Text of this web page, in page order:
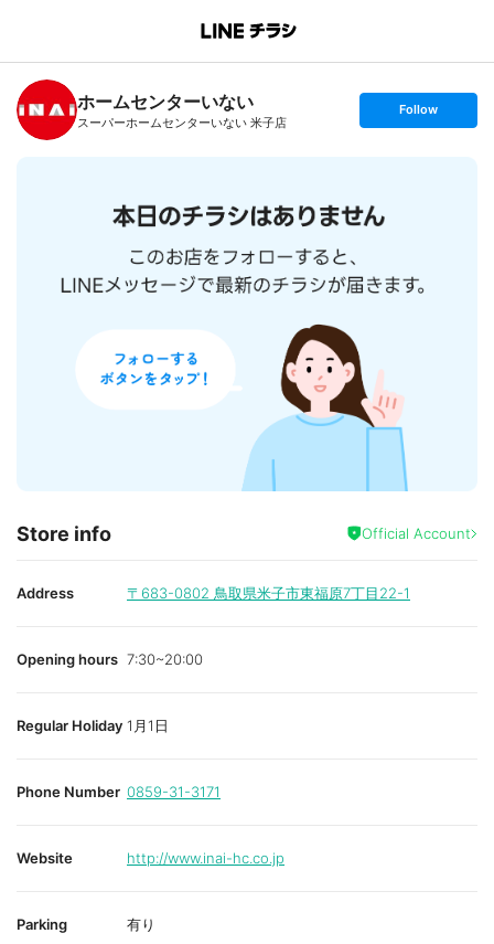
B
n
c
h
T
ホームセンターいない
スーパーホームセンターいない 米子店
s
t
Follow
Store info Official Account
Address 〒683-0802 鳥取県米子市東福原7丁目22-1
Opening hours 7:30~20:00
Regular Holiday 1月1日
Phone Number 0859-31-3171
Website http://www.inai-hc.co.jp
Parking 有り